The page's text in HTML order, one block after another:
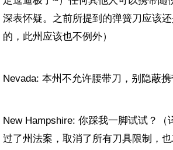
深表怀疑。之前所提到的弹簧刀应该
的，此州应该也不例外）
Nevada: 本州不允许腰带刀，别隐蔽携
New Hampshire: 你踩我一脚试试？（
过了州法案，取消了所有刀具限制，